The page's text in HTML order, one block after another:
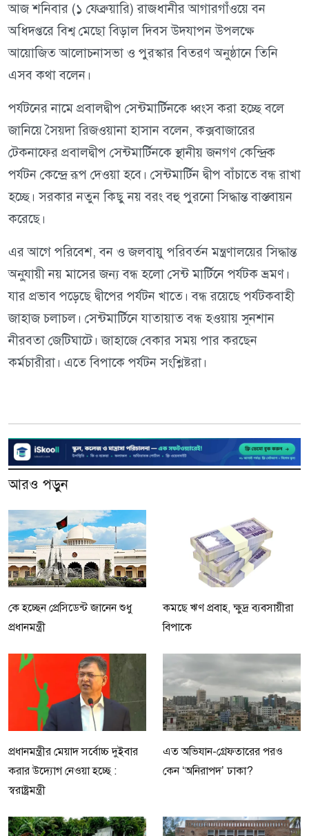
আজ শনিবার (১ ফেব্রুয়ারি) রাজধানীর আগারগাঁওয়ে বন
অধিদপ্তরে বিশ্ব মেছো বিড়াল দিবস উদযাপন উপলক্ষে
আয়োজিত আলোচনাসভা ও পুরস্কার বিতরণ অনুষ্ঠানে তিনি
এসব কথা বলেন।
পর্যটনের নামে প্রবালদ্বীপ সেন্টমার্টিনকে ধ্বংস করা হচ্ছে বলে
জানিয়ে সৈয়দা রিজওয়ানা হাসান বলেন, কক্সবাজারের
টেকনাফের প্রবালদ্বীপ সেন্টমার্টিনকে স্থানীয় জনগণ কেন্দ্রিক
পর্যটন কেন্দ্রে রূপ দেওয়া হবে। সেন্টমার্টিন দ্বীপ বাঁচাতে বন্ধ রাখা
হচ্ছে। সরকার নতুন কিছু নয় বরং বহু পুরনো সিদ্ধান্ত বাস্তবায়ন
করেছে।
এর আগে পরিবেশ, বন ও জলবায়ু পরিবর্তন মন্ত্রণালয়ের সিদ্ধান্ত
অনু্যায়ী নয় মাসের জন্য বন্ধ হলো সেন্ট মার্টিনে পর্যটক ভ্রমণ।
যার প্রভাব পড়েছে দ্বীপের পর্যটন খাতে। বন্ধ রয়েছে পর্যটকবাহী
জাহাজ চলাচল। সেন্টমার্টিনে যাতায়াত বন্ধ হওয়ায় সুনশান
নীরবতা জেটিঘাটে। জাহাজে বেকার সময় পার করছেন
কর্মচারীরা। এতে বিপাকে পর্যটন সংশ্লিষ্টরা।
আরও পড়ুন
কে হচ্ছেন প্রেসিডেন্ট জানেন শুধু
প্রধানমন্ত্রী
কমছে ঋণ প্রবাহ, ক্ষুদ্র ব্যবসায়ীরা
বিপাকে
প্রধানমন্ত্রীর মেয়াদ সর্বোচ্চ দুইবার
করার উদ্যোগ নেওয়া হচ্ছে :
স্বরাষ্ট্রমন্ত্রী
এত অভিযান-গ্রেফতারের পরও
কেন ‘অনিরাপদ’ ঢাকা?